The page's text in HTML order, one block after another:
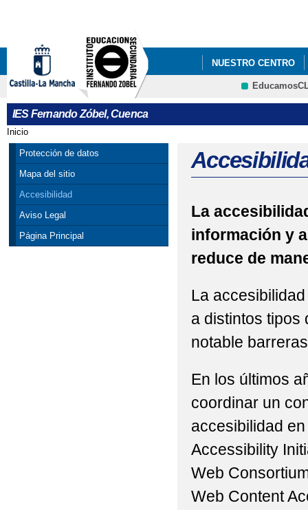
NUESTRO CENTRO
FORMACIÓN
IES Fernando Zóbel, Cuenca
Se encuentra usted aquí
Inicio
Protección de datos
Mapa del sitio
Accesibilidad
Aviso Legal
Página Principal
La
información y
reduce de
La
a distintos tipos
notable
En los últimos
coordinar un
accesibilidad
Accessibility
Web
Web Content